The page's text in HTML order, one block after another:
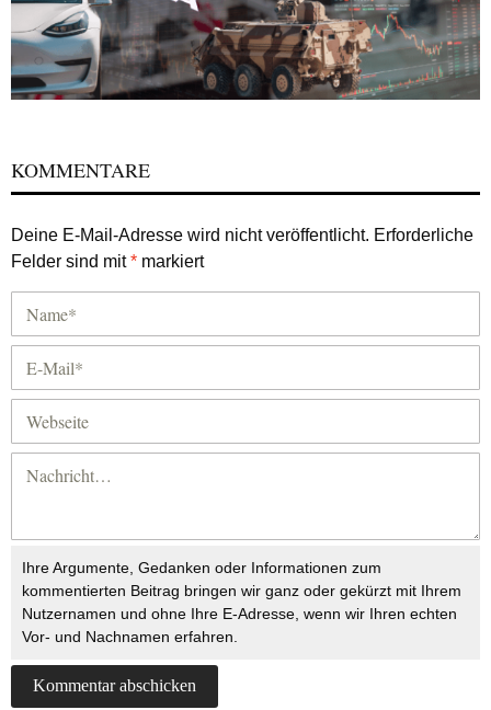
KOMMENTARE
Deine E-Mail-Adresse wird nicht veröffentlicht. Erforderliche
Felder sind mit* markiert
Ihre Argumente, Gedanken oder Informationen zum
kommentierten Beitrag bringen wir ganz oder gekürzt mit Ihrem
Nutzernamen und ohne Ihre E-Adresse, wenn wir Ihren echten
Vor- und Nachnamen erfahren.